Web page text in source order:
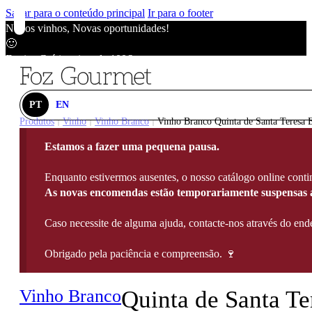
Saltar para o conteúdo principal Ir para o footer
Novos vinhos, Novas oportunidades!
🙂
Envios Grátis acima de 100€
Novos vinhos, Novas oportunidades!
Envios Grátis acima de 100€
Novos vinhos, Novas oportunidades!
Envios Grátis acima de 100€
PT
EN
Produtos | Vinho | Vinho Branco | Vinho Branco Quinta de Santa Teresa
Estamos a fazer uma pequena pausa.
Enquanto estivermos ausentes, o nosso catálogo online
As novas encomendas estão temporariamente suspensas
Caso necessite de alguma ajuda, contacte-nos através do
Obrigado pela paciência e compreensão. 🍷
Vinho BrancoQuinta de Santa